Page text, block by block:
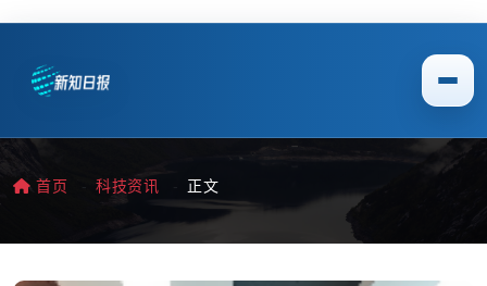
首页 科技资讯 正文